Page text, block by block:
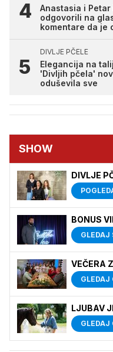
Anastasia i
odgovorili na
komentare da je
DIVLJE PČELE
Elegancija na
'Divljih pčela'
oduševila sve
SHOW
DIVLJE
BONUS
GLEDAJ
VEČERA
GLEDAJ
LJUBAV
GLEDAJ